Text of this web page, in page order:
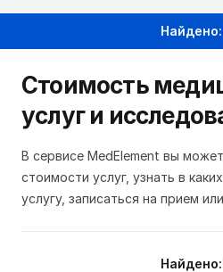
Найдено:
Стоимость
услуг и
В сервисе MedElement вы
стоимости услуг, узнать в
услугу, записаться на прием
Найдено: